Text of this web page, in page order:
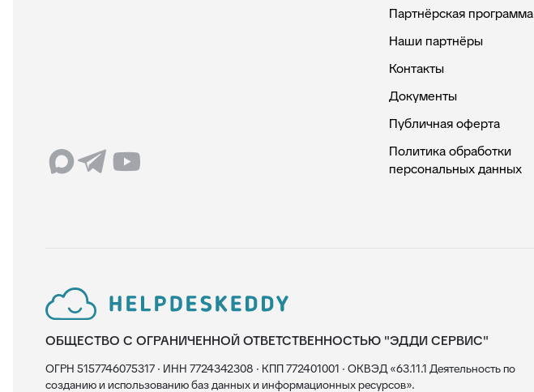
Партнёрская программа
Наши партнёры
Контакты
Документы
Публичная оферта
Политика обработки
персональных данных
ОБЩЕСТВО С ОГРАНИЧЕННОЙ ОТВЕТСТВЕННОСТЬЮ "ЭДДИ СЕРВИС"
ОГРН 5157746075317 · ИНН 7724342308 · КПП 772401001 · ОКВЭД «63.11.1 Деятельность по
созданию и использованию баз данных и информационных ресурсов».